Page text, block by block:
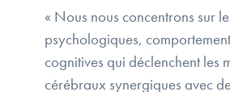
« Nous nous concentrons sur
psychologiques,
cognitives qui déclenchent les
cérébraux synergiques avec